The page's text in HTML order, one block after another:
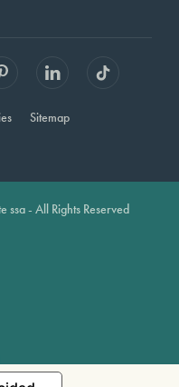
Sitemap
- All Rights Reserved